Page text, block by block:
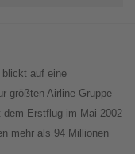
blickt auf eine
größten Airline-Gruppe
Erstflug im Mai 2002
mehr als 94 Millionen